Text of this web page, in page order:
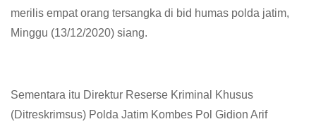
merilis empat orang tersangka di bid humas polda jatim,
Minggu (13/12/2020) siang.
Sementara itu Direktur Reserse Kriminal Khusus
(Ditreskrimsus) Polda Jatim Kombes Pol Gidion Arif